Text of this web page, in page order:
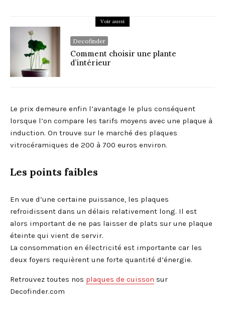
Voir aussi
Decofinder
Comment choisir une plante
d’intérieur
Le prix demeure enfin l’avantage le plus conséquent
lorsque l’on compare les tarifs moyens avec une plaque à
induction. On trouve sur le marché des plaques
vitrocéramiques de 200 à 700 euros environ.
Les points faibles
En vue d’une certaine puissance, les plaques
refroidissent dans un délais relativement long. Il est
alors important de ne pas laisser de plats sur une plaque
éteinte qui vient de servir.
La consommation en électricité est importante car les
deux foyers requièrent une forte quantité d’énergie.
Retrouvez toutes nos plaques de cuisson sur
Decofinder.com